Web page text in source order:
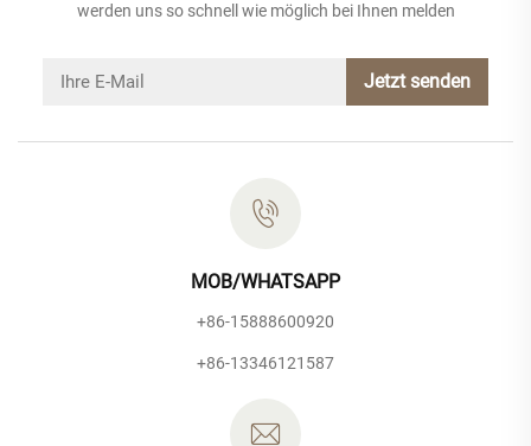
werden uns so schnell wie möglich bei Ihnen melden
Jetzt senden
MOB/WHATSAPP
+86-15888600920
+86-13346121587